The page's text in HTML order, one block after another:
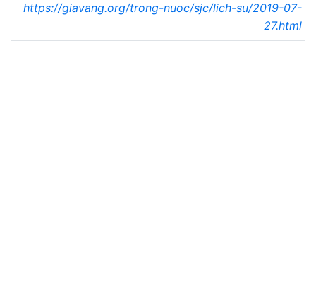
https://giavang.org/trong-nuoc/sjc/lich-su/2019-07-
27.html